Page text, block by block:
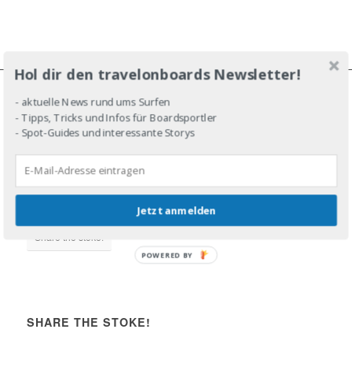
JOIN THE LINE-UP!
Share the stoke!
SHARE THE STOKE!
Hol dir den travelonboards Newsletter!
- aktuelle News rund ums Surfen
- Tipps, Tricks und Infos für Boardsportler
- Spot-Guides und interessante Storys
Jetzt anmelden
POWERED BY